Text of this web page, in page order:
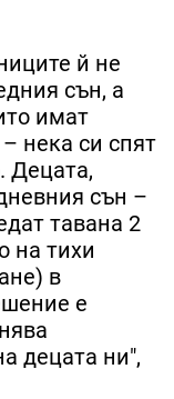
й не
сън, а
имат
нека си спят
Децата,
сън –
тавана 2
на тихи
в
е
децата ни",